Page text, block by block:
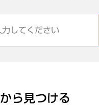
ら見つける